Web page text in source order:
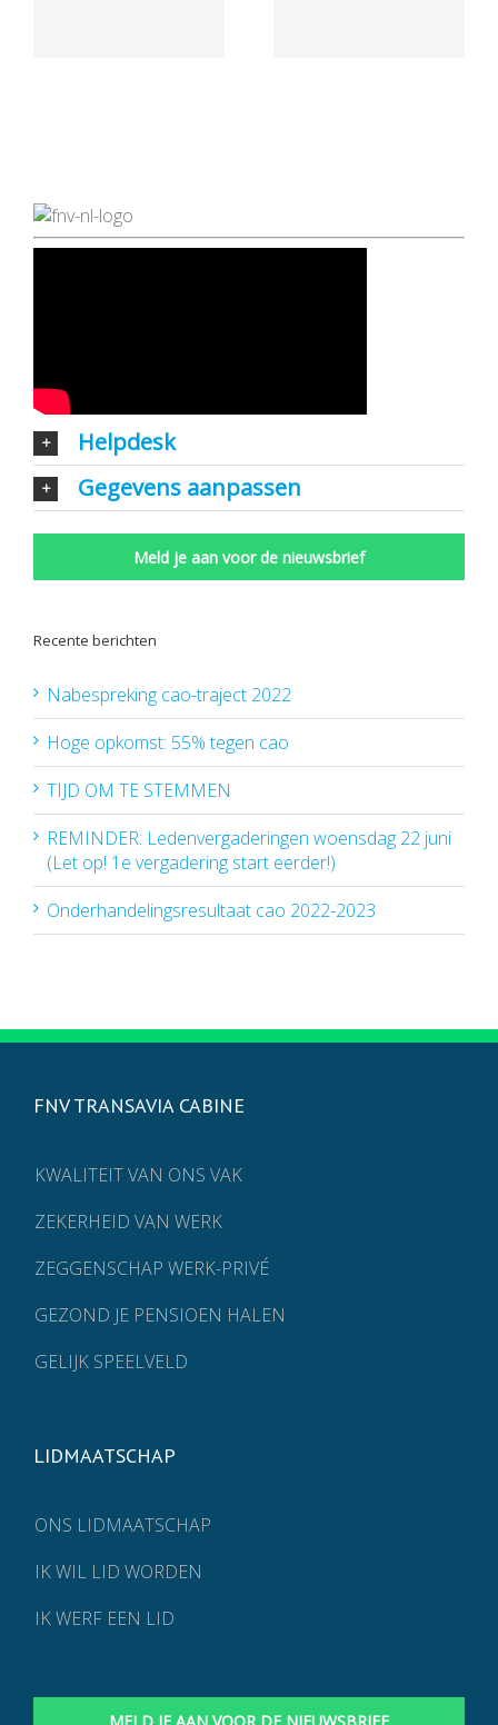
Helpdesk
Gegevens aanpassen
Meld je aan voor de nieuwsbrief
Recente berichten
Nabespreking cao-traject 2022
Hoge opkomst: 55% tegen cao
TIJD OM TE STEMMEN
REMINDER: Ledenvergaderingen woensdag 22 juni
(Let op! 1e vergadering start eerder!)
Onderhandelingsresultaat cao 2022-2023
FNV TRANSAVIA CABINE
KWALITEIT VAN ONS VAK
ZEKERHEID VAN WERK
ZEGGENSCHAP WERK-PRIVÉ
GEZOND JE PENSIOEN HALEN
GELIJK SPEELVELD
LIDMAATSCHAP
ONS LIDMAATSCHAP
IK WIL LID WORDEN
IK WERF EEN LID